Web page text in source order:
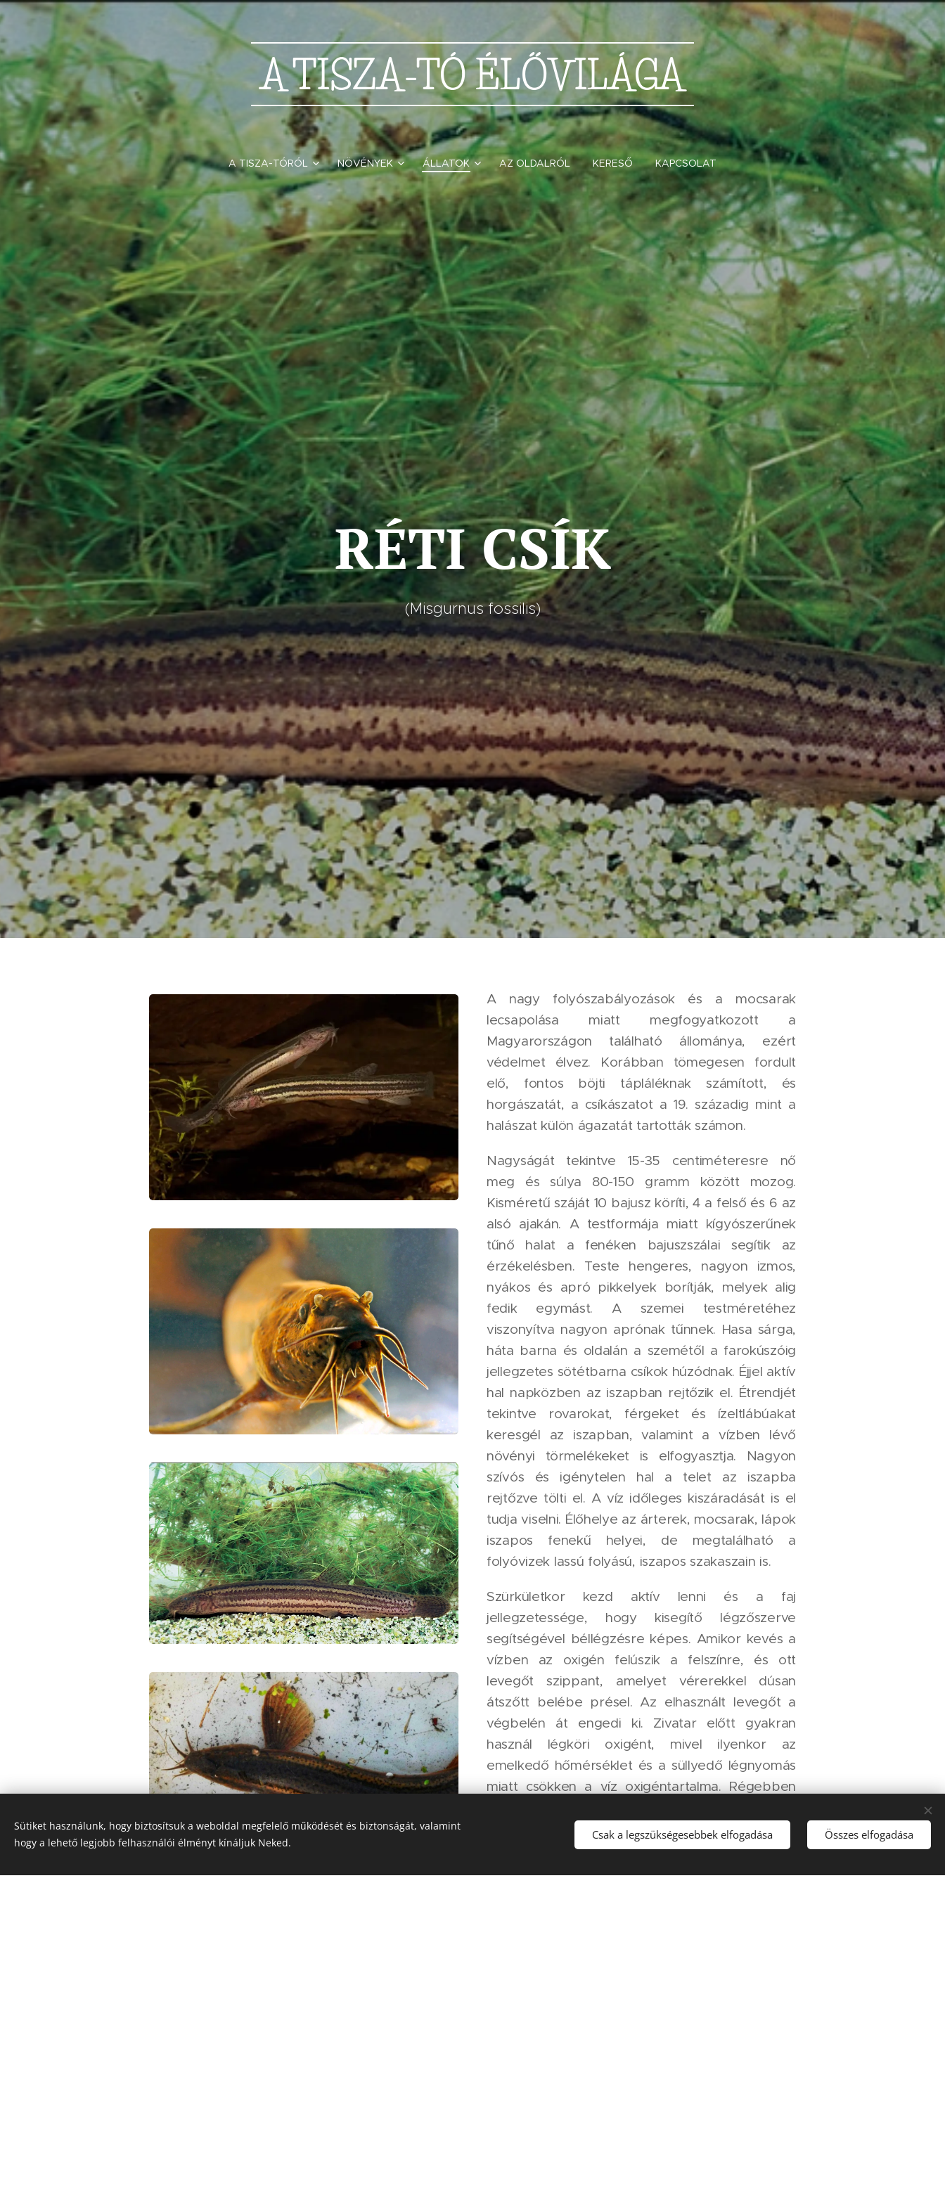
ATISZA-TÓÉLŐVILÁGA
A TISZA-TÓRÓL NÖVÉNYEK ÁLLATOK AZ OLDALRÓL KERESŐ KAPCSOLAT
RÉTI CSÍK
(Misgurnus fossilis)
A nagy folyószabályozások és a mocsarak
lecsapolása miatt megfogyatkozott a
Magyarországon található állománya, ezért
védelmet élvez. Korábban tömegesen fordult
elő, fontos böjti tápláléknak számított, és
horgászatát, a csíkászatot a 19. századig mint a
halászat külön ágazatát tartották számon.
Nagyságát tekintve 15-35 centiméteresre nő
meg és súlya 80-150 gramm között mozog.
Kisméretű száját 10 bajusz köríti, 4 a felső és 6 az
alsó ajakán. A testformája miatt kígyószerűnek
tűnő halat a fenéken bajuszszálai segítik az
érzékelésben. Teste hengeres, nagyon izmos,
nyákos és apró pikkelyek borítják, melyek alig
fedik egymást. A szemei testméretéhez
viszonyítva nagyon aprónak tűnnek. Hasa sárga,
háta barna és oldalán a szemétől a farokúszóig
jellegzetes sötétbarna csíkok húzódnak. Éjjel aktív
hal napközben az iszapban rejtőzik el. Étrendjét
tekintve rovarokat, férgeket és ízeltlábúakat
keresgél az iszapban, valamint a vízben lévő
növényi törmelékeket is elfogyasztja. Nagyon
szívós és igénytelen hal a telet az iszapba
rejtőzve tölti el. A víz időleges kiszáradását is el
tudja viselni. Élőhelye az árterek, mocsarak, lápok
iszapos fenekű helyei, de megtalálható a
folyóvizek lassú folyású, iszapos szakaszain is.
Szürkületkor kezd aktív lenni és a faj
jellegzetessége, hogy kisegítő légzőszerve
segítségével béllégzésre képes. Amikor kevés a
vízben az oxigén felúszik a felszínre, és ott
levegőt szippant, amelyet vérerekkel dúsan
átszőtt belébe présel. Az elhasznált levegőt a
végbelén át engedi ki. Zivatar előtt gyakran
használ légköri oxigént, mivel ilyenkor az
emelkedő hőmérséklet és a süllyedő légnyomás
miatt csökken a víz oxigéntartalma. Régebben
barométernek tartották, mert az időjárás
változását nyugtalan mozgásukkal előre tudták
Sütiket használunk, hogy biztosítsuk a weboldal megfelelő működését és biztonságát, valamint
hogy a lehető legjobb felhasználói élményt kínáljuk Neked.
Csak a legszükségesebbek elfogadása Összes elfogadása